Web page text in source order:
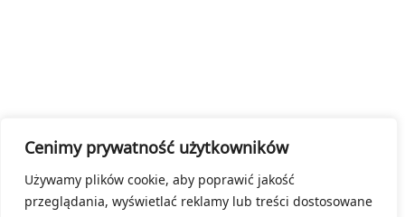
Cenimy prywatność użytkowników
Używamy plików cookie, aby poprawić jakość
przeglądania, wyświetlać reklamy lub treści dostosowane